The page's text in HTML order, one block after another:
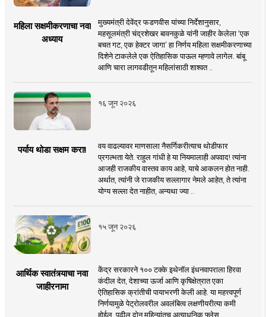
महिला सक्षमीकरणाचा नवा
अध्याय
मुख्यमंत्री देवेंद्र फडणवीस यांच्या निर्देशानुसार,
महसूलमंत्री चंद्रशेखर बावनकुळे यांनी जाहीर केलेला ‘एक
बचत गट, एक हेक्टर जागा’ हा निर्णय महिला सक्षमीकरणाच्या
दिशेने टाकलेले एक ऐतिहासिक पाऊल म्हणावे लागेल. बांबू
आणि चारा लागवडीतून महिलांसाठी शाश्वत ..
१६ जून २०२६
पर्याय थोडा सक्षम करा!
वय वाढल्यावर माणसाला नैसर्गिकरीत्याच थोडीफार
प्रगल्भता येते. राहुल गांधी हे या नियमालाही अपवाद! त्यांना
आजही राजकीय वास्तव काय आहे, याचे आकलन होत नाही.
अर्थात, त्यांनी जे राजकीय सल्लागार नेमले आहेत, ते त्यांना
योग्य सल्ला देत नाहीत, अन्यथा ज्या ..
१५ जून २०२६
आर्थिक स्वातंत्र्याचा नवा
जाहीरनामा
केंद्र सरकारने १०० टक्के इथेनॉल इंधनवापराला हिरवा
कंदील देत, देशाच्या ऊर्जा आणि कृषिक्षेत्रात एका
ऐतिहासिक क्रांतीची पायाभरणी केली आहे. या महत्त्वपूर्ण
निर्णयामुळे पेट्रोलवरील अवलंबित्व लक्षणीयरीत्या कमी
होईल. पुढील दोन महिन्यांतच अत्याधुनिक फ्लेस ..